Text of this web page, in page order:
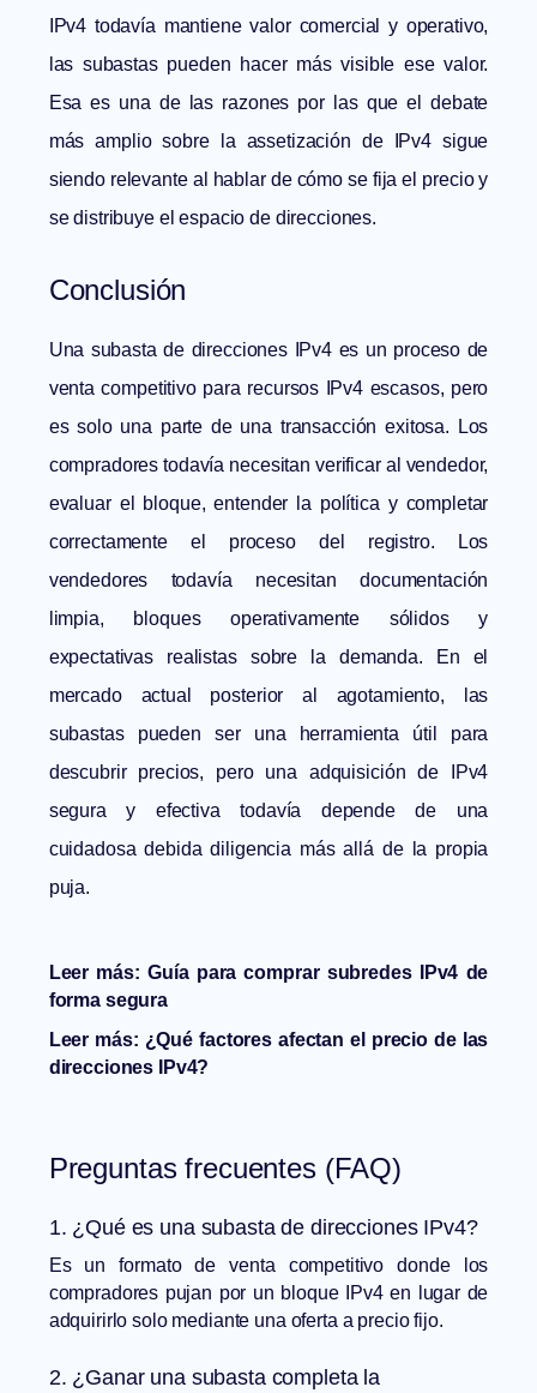
IPv4 todavía mantiene valor comercial y operativo,
las subastas pueden hacer más visible ese valor.
Esa es una de las razones por las que el debate
más amplio sobre la assetización de IPv4 sigue
siendo relevante al hablar de cómo se fija el precio y
se distribuye el espacio de direcciones.
Conclusión
Una subasta de direcciones IPv4 es un proceso de
venta competitivo para recursos IPv4 escasos, pero
es solo una parte de una transacción exitosa. Los
compradores todavía necesitan verificar al vendedor,
evaluar el bloque, entender la política y completar
correctamente el proceso del registro. Los
vendedores todavía necesitan documentación
limpia, bloques operativamente sólidos y
expectativas realistas sobre la demanda. En el
mercado actual posterior al agotamiento, las
subastas pueden ser una herramienta útil para
descubrir precios, pero una adquisición de IPv4
segura y efectiva todavía depende de una
cuidadosa debida diligencia más allá de la propia
puja.
Leer más:Guía para comprar subredes IPv4 de
forma segura
Leer más: ¿Qué factores afectan el precio de las
direcciones IPv4?
Preguntas frecuentes (FAQ)
1. ¿Qué es una subasta de direcciones IPv4?
Es un formato de venta competitivo donde los
compradores pujan por un bloque IPv4 en lugar de
adquirirlo solo mediante una oferta a precio fijo.
2. ¿Ganar una subasta completa la